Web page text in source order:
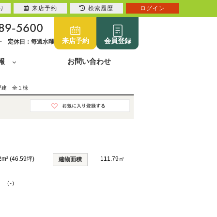
5600
定休日：毎週水曜 来店予約 会員登録
お問い合わせ
建 全１棟
(46.59坪) 建物面積 111.79㎡
-）
来店予約 検索履歴 ログイン